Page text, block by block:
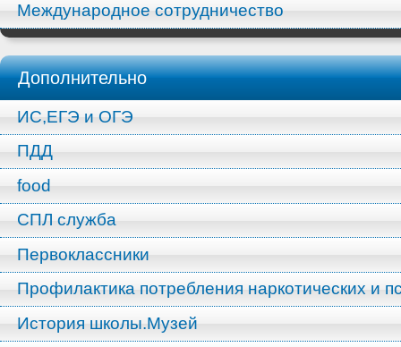
Международное сотрудничество
Дополнительно
ИС,ЕГЭ и ОГЭ
ПДД
food
СПЛ служба
Первоклассники
Профилактика потребления наркотических и
История школы.Музей